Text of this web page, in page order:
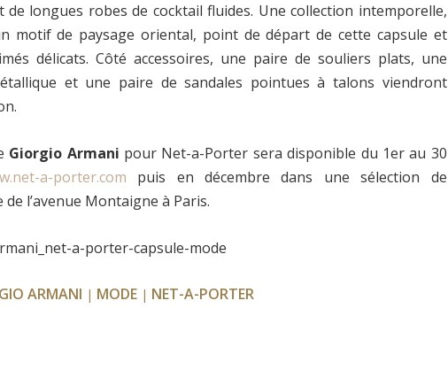
longues robes de cocktail fluides. Une collection intemporelle,
motif de paysage oriental, point de départ de cette capsule et
délicats. Côté accessoires, une paire de souliers plats, une
et une paire de sandales pointues à talons viendront
Giorgio Armani pour Net-a-Porter sera disponible du 1er au 30
a-porter.com puis en décembre dans une sélection de
l’avenue Montaigne à Paris.
ARMANI | MODE | NET-A-PORTER